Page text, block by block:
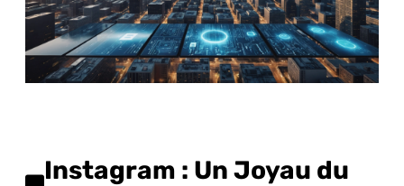
Instagram : Un Joyau du